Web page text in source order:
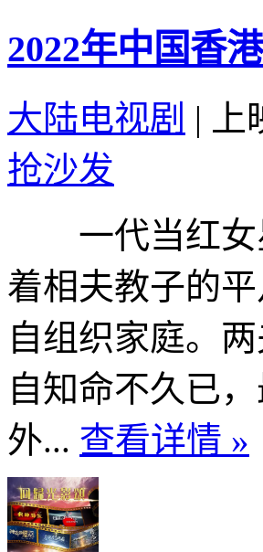
2022年中国香
大陆电视剧 |
抢沙发
一代当红女
着相夫教子的
自组织家庭。
自知命不久已
外... 查看详情 »